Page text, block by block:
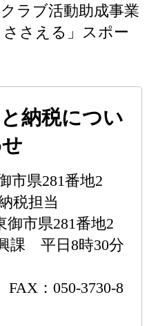
ラブ活動助成事業
さえる」スポー
納税につい
市県281番地2
税担当
市県281番地2
課 平日8時30分
：050-3730-8